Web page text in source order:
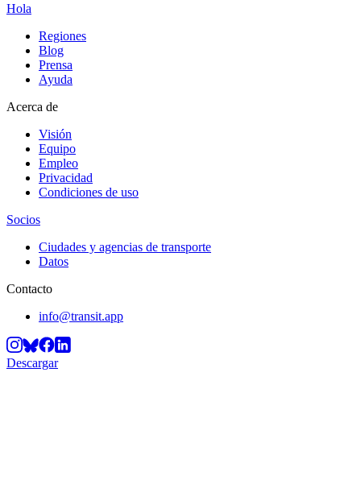
Hola
Regiones
Blog
Prensa
Ayuda
Acerca de
Visión
Equipo
Empleo
Privacidad
Condiciones de uso
Socios
Ciudades y agencias de transporte
Datos
Contacto
info@transit.app
Descargar